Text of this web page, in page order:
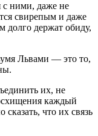
с ними, даже не
свирепым и даже
держат обиду,
Львами — это то,
их, не
каждый
что их связь